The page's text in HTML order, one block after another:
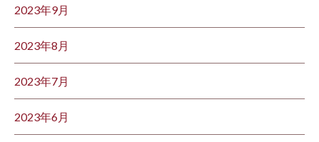
2023年9月
2023年8月
2023年7月
2023年6月